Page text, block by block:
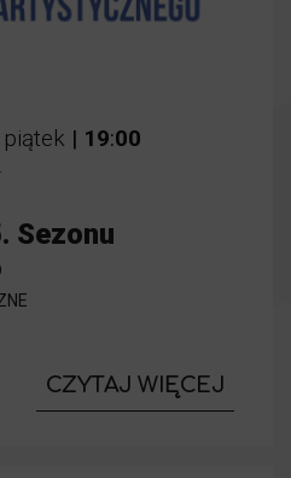
piątek | 19:00
Sezonu
CZYTAJ WIĘCEJ